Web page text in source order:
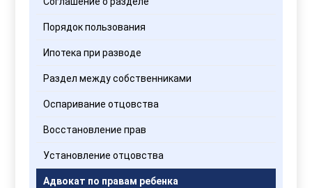
Порядок пользования
Ипотека при разводе
Раздел между собственниками
Оспаривание отцовства
Восстановление прав
Установление отцовства
Адвокат по правам ребенка